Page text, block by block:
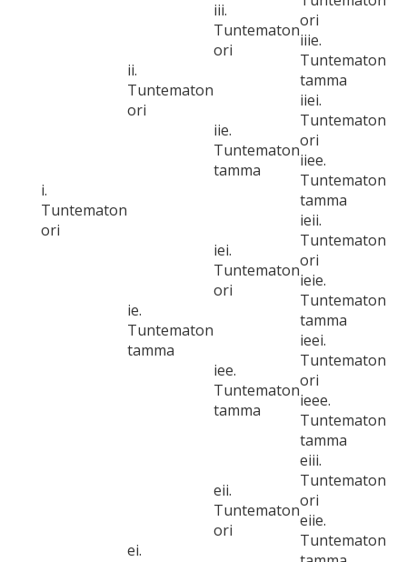
i.
Tuntematon
ori
ii.
Tuntematon
ori
iii.
Tuntematon
ori
ori
iiie.
Tuntematon
tamma
iie.
Tuntematon
tamma
iiei.
Tuntematon
ori
iiee.
Tuntematon
tamma
ie.
Tuntematon
tamma
iei.
Tuntematon
ori
ieii.
Tuntematon
ori
ieie.
Tuntematon
tamma
iee.
Tuntematon
tamma
ieei.
Tuntematon
ori
ieee.
Tuntematon
tamma
ei.
eii.
Tuntematon
ori
eiii.
Tuntematon
ori
eiie.
Tuntematon